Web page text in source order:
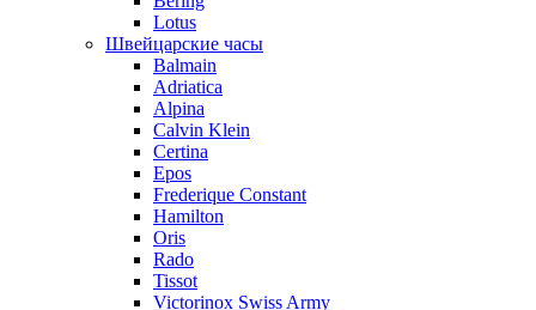
Lotus
Швейцарские часы
Balmain
Adriatica
Alpina
Calvin Klein
Certina
Epos
Frederique Constant
Hamilton
Oris
Rado
Tissot
Victorinox Swiss Army